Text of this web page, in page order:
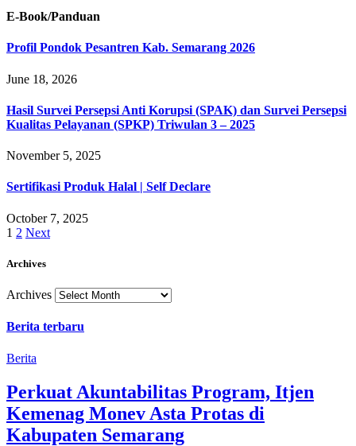
E-Book/Panduan
Profil Pondok Pesantren Kab. Semarang 2026
June 18, 2026
Hasil Survei Persepsi Anti Korupsi (SPAK) dan Survei Persepsi
Kualitas Pelayanan (SPKP) Triwulan 3 – 2025
November 5, 2025
Sertifikasi Produk Halal | Self Declare
October 7, 2025
1 2 Next
Archives
Archives
Berita terbaru
Berita
Perkuat Akuntabilitas Program, Itjen
Kemenag Monev Asta Protas di
Kabupaten Semarang